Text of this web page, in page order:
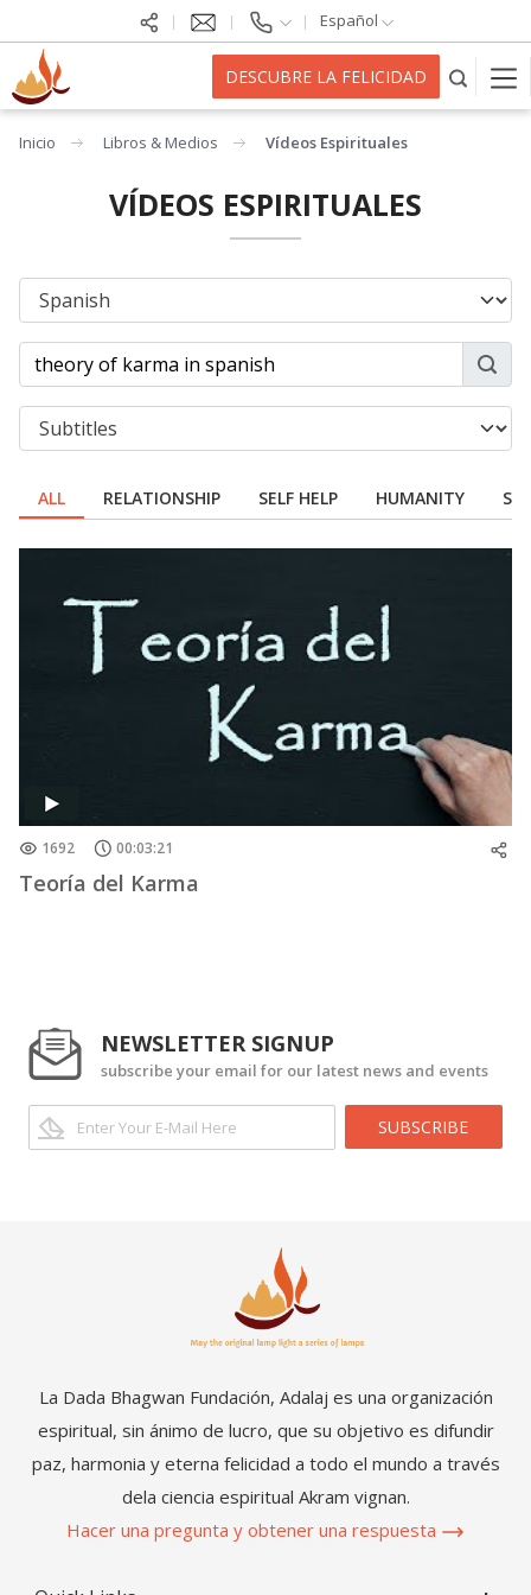
Español
DESCUBRE LA FELICIDAD
Inicio Libros & Medios Vídeos Espirituales
VÍDEOS ESPIRITUALES
ALL RELATIONSHIP SELF HELP HUMANITY
1692 00:03:21
Teoría del Karma
NEWSLETTER SIGNUP
subscribe your email for our latest news and events
SUBSCRIBE
La Dada Bhagwan Fundación, Adalaj es una organización
espiritual, sin ánimo de lucro, que su objetivo es difundir
paz, harmonia y eterna felicidad a todo el mundo a través
dela ciencia espiritual Akram vignan.
Hacer una pregunta y obtener una respuesta